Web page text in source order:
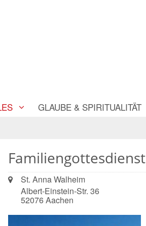
GLAUBE & SPIRITUALITÄT
Familiengottesdienst
Ort:
St. Anna Walheim
Albert-Einstein-Str. 36
52076Aachen